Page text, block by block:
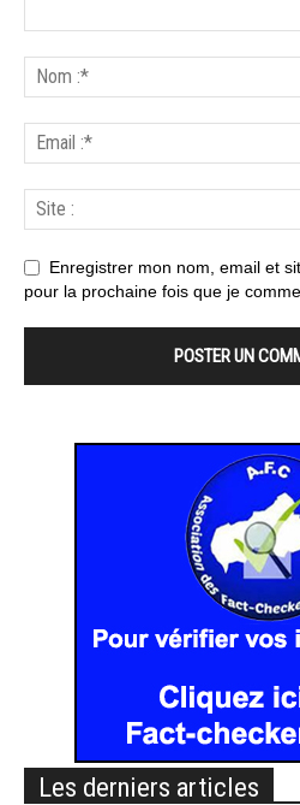
Enregistrer mon nom, email et
pour la prochaine fois que je
Les derniers articles